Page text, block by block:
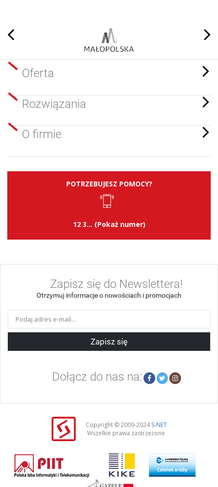
Oferta
Rozwiązania
O firmie
POTRZEBUJESZ POMOCY?
12 3... (Pokaż numer)
Zapisz się do Newslettera!
Otrzymuj informacje o nowościach i promocjach
Zapisz się
Dołącz do nas na:
Copyright © 2009-2024S-NET
Wszelkie prawa zastrzeżone